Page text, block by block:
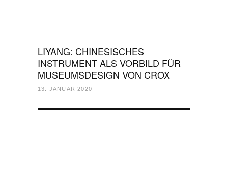
LIYANG: CHINESISCHES
INSTRUMENT ALS VORBILD FÜR
MUSEUMSDESIGN VON CROX
13. JANUAR 2020